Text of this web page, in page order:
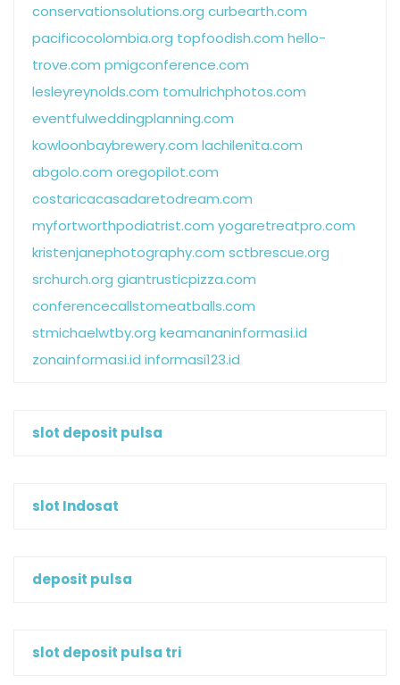
conservationsolutions.org curbearth.com
pacificocolombia.org topfoodish.com hello-
trove.com pmigconference.com
lesleyreynolds.com tomulrichphotos.com
eventfulweddingplanning.com
kowloonbaybrewery.com lachilenita.com
abgolo.com oregopilot.com
costaricacasadaretodream.com
myfortworthpodiatrist.com yogaretreatpro.com
kristenjanephotography.com sctbrescue.org
srchurch.org giantrusticpizza.com
conferencecallstomeatballs.com
stmichaelwtby.org keamananinformasi.id
zonainformasi.id informasi123.id
slot deposit pulsa
slot Indosat
deposit pulsa
slot deposit pulsa tri